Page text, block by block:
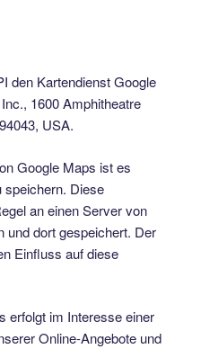
den Kartendienst Google
1600 Amphitheatre
USA.
Google Maps ist es
speichern. Diese
an einen Server von
und dort gespeichert. Der
Einfluss auf diese
erfolgt im Interesse einer
Online-Angebote und